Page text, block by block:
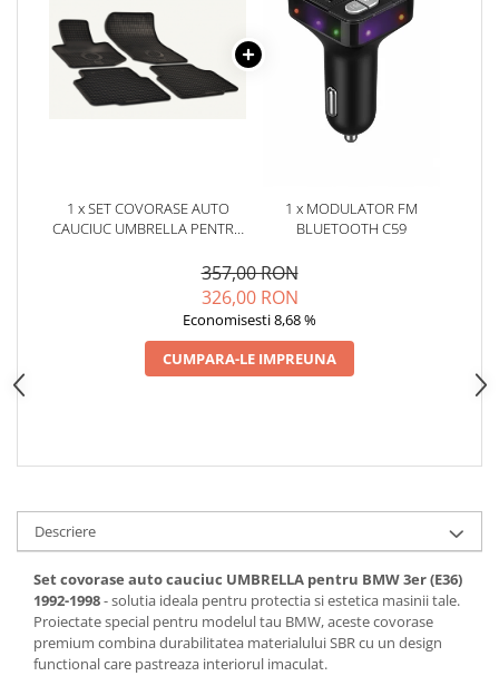
Marcaje si Echipamente de
Siguranta
Accesorii Cabina Camion
Uleiuri si Lichide Auto
Aditivi DPF, Sistem Racire si
Antigel
Curatare si Detailing Interior
Vopsitorie, Chituri si Adezivi
Curatare si Detailing Exterior
Articole Auto Sezoniere
Produse de Iarna
1 x SET COVORASE AUTO
CAUCIUC UMBRELLA PENTRU
1 x MODULATOR FM
BLUETOOTH C59
357,00 RON
326,00 RON
Economisesti 8,68 %
CUMPARA-LE IMPREUNA
Descriere
Set covorase auto cauciuc UMBRELLA pentru BMW 3er (E36)
1992-1998- solutia ideala pentru protectia si estetica masinii tale.
Proiectate special pentru modelul tau BMW, aceste covorase
premium combina durabilitatea materialului SBR cu un design
functional care pastreaza interiorul imaculat.